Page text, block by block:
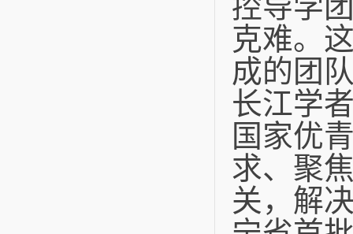
克难。
成的团
长江学
国家优
求、聚
关，解